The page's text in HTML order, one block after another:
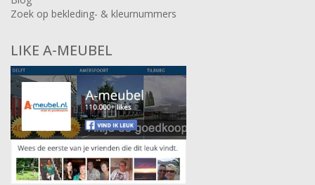
Zoek op bekleding- & kleurnummers
LIKE A-MEUBEL